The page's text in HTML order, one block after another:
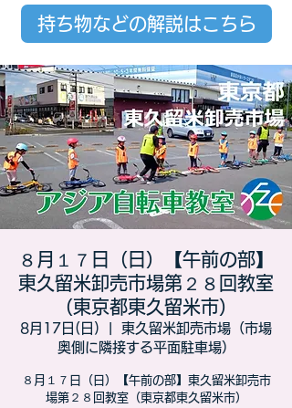
持ち物などの解説はこちら
８月１７日（日）【午前の部】
東久留米卸売市場第２８回教室
（東京都東久留米市）
8月17日(日)
東久留米卸売市場（市場
奥側に隣接する平面駐車場）
８月１７日（日）【午前の部】東久留米卸売市
場第２８回教室（東京都東久留米市）